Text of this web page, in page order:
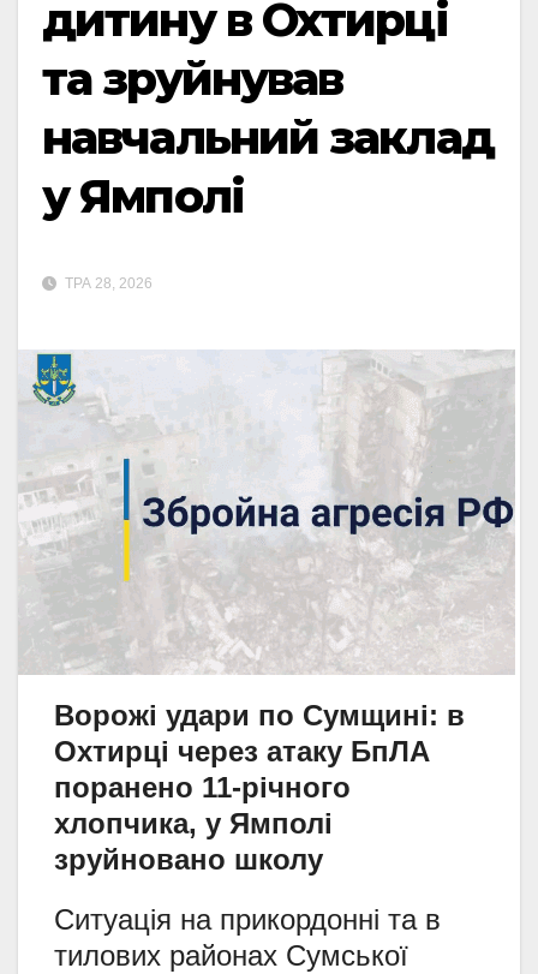
дитину в Охтирці
та зруйнував
навчальний заклад
у Ямполі
ТРА 28, 2026
Ворожі удари по Сумщині: в
Охтирці через атаку БпЛА
поранено 11-річного
хлопчика, у Ямполі
зруйновано школу
Ситуація на прикордонні та в
тилових районах Сумської